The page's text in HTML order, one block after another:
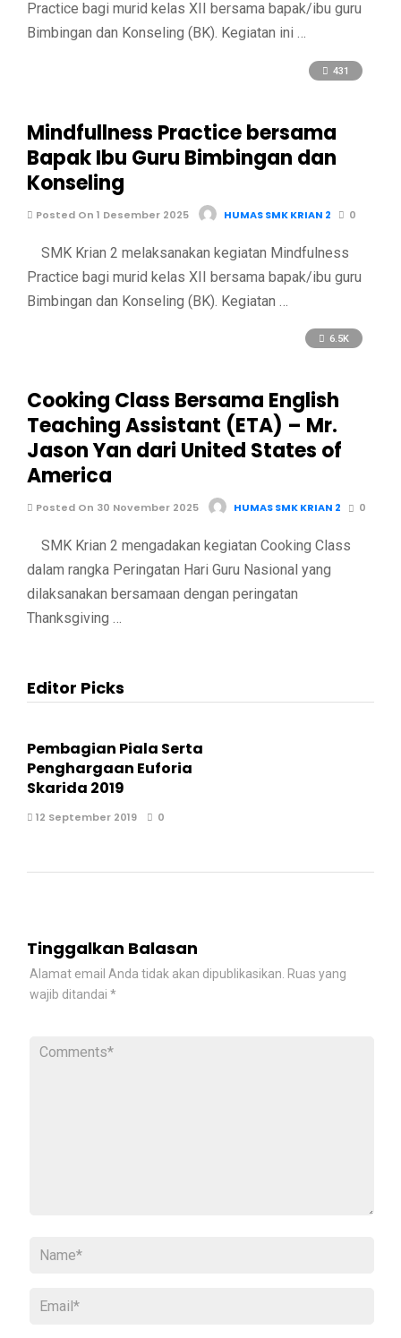
Practice bagi murid kelas XII bersama bapak/ibu guru
Bimbingan dan Konseling (BK). Kegiatan ini …
431
Mindfullness Practice bersama
Bapak Ibu Guru Bimbingan dan
Konseling
Posted On 1 Desember 2025 HUMAS SMK KRIAN 2 0
SMK Krian 2 melaksanakan kegiatan Mindfulness
Practice bagi murid kelas XII bersama bapak/ibu guru
Bimbingan dan Konseling (BK). Kegiatan …
6.5K
Cooking Class Bersama English
Teaching Assistant (ETA) – Mr.
Jason Yan dari United States of
America
Posted On 30 November 2025 HUMAS SMK KRIAN 2 0
SMK Krian 2 mengadakan kegiatan Cooking Class
dalam rangka Peringatan Hari Guru Nasional yang
dilaksanakan bersamaan dengan peringatan
Thanksgiving …
Editor Picks
Pembagian Piala Serta
Penghargaan Euforia
Skarida 2019
12 September 2019 0
Tinggalkan Balasan
Alamat email Anda tidak akan dipublikasikan. Ruas yang
wajib ditandai *